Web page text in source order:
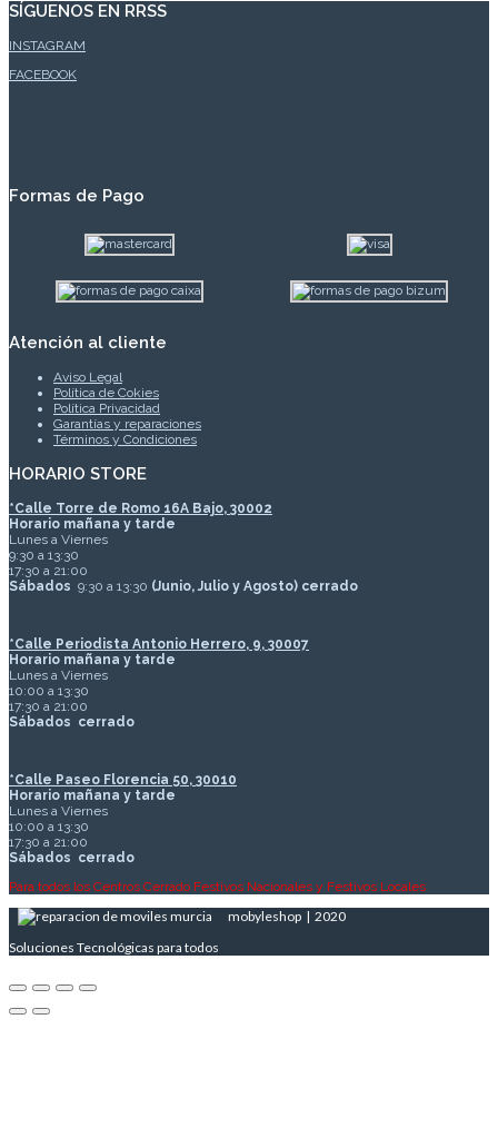
SÍGUENOS EN RRSS
INSTAGRAM
FACEBOOK
Formas de Pago
Atención al cliente
Aviso Legal
Política de Cokies
Política Privacidad
Garantías y reparaciones
Términos y Condiciones
HORARIO STORE
*Calle Torre de Romo 16A Bajo, 30002
Horario mañana y tarde
Lunes a Viernes
9:30 a 13:30
17:30 a 21:00
Sábados 9:30 a 13:30 (Junio, Julio y Agosto) cerrado
*Calle Periodista Antonio Herrero, 9, 30007
Horario mañana y tarde
Lunes a Viernes
10:00 a 13:30
17:30 a 21:00
Sábados cerrado
*Calle Paseo Florencia 50, 30010
Horario mañana y tarde
Lunes a Viernes
10:00 a 13:30
17:30 a 21:00
Sábados cerrado
Para todos los Centros Cerrado Festivos Nacionales y Festivos Locales
mobyleshop | 2020
Soluciones Tecnológicas para todos